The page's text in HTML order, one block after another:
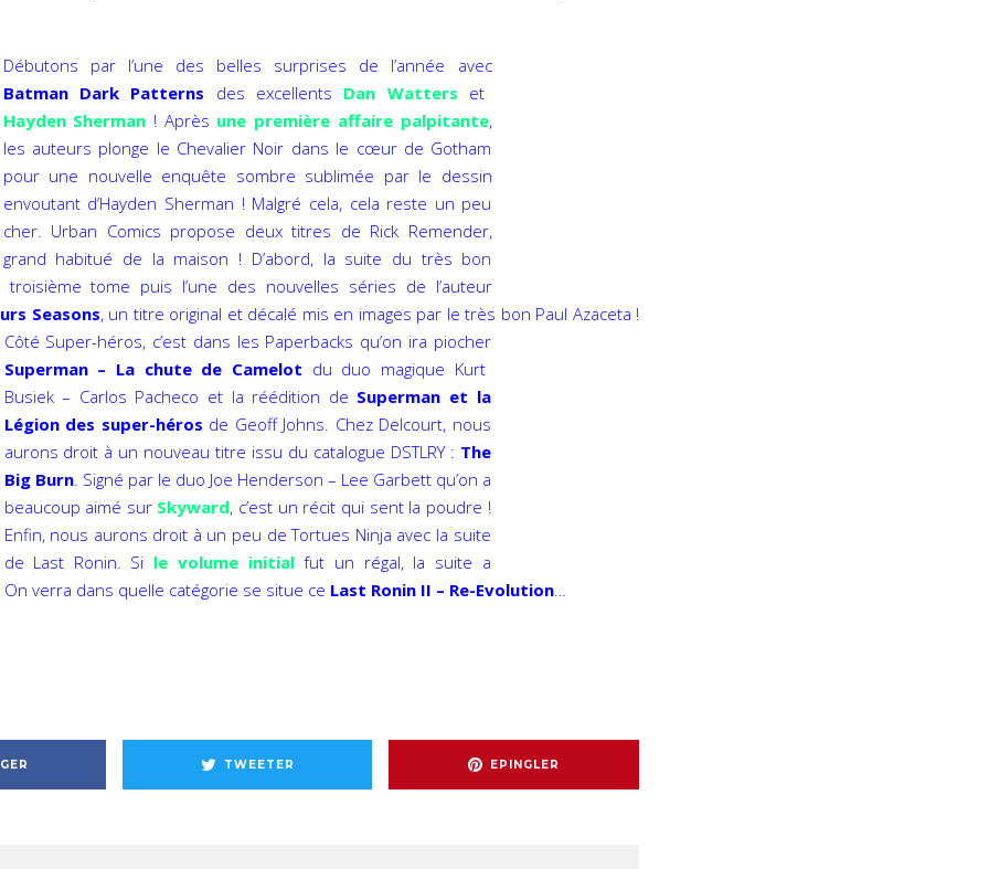
Débutons par l’une des belles surprises de l’année avec
Batman Dark Patterns des excellents Dan Watters et
Hayden Sherman ! Après une première affaire palpitante,
les auteurs plonge le Chevalier Noir dans le cœur de Gotham
pour une nouvelle enquête sombre sublimée par le dessin
envoutant d’Hayden Sherman ! Malgré cela, cela reste un peu
cher. Urban Comics propose deux titres de Rick Remender,
grand habitué de la maison ! D’abord, la suite du très bon
troisième tome puis l’une des nouvelles séries de l’auteur
Seasons, un titre original et décalé mis en images par le très bon Paul Azaceta !
Côté Super-héros, c’est dans les Paperbacks qu’on ira piocher
Superman – La chute de Camelot du duo magique Kurt
Busiek – Carlos Pacheco et la réédition de Superman et la
Légion des super-héros de Geoff Johns. Chez Delcourt, nous
aurons droit à un nouveau titre issu du catalogue DSTLRY : The
Big Burn. Signé par le duo Joe Henderson – Lee Garbett qu’on a
beaucoup aimé sur Skyward, c’est un récit qui sent la poudre !
Enfin, nous aurons droit à un peu de Tortues Ninja avec la suite
de Last Ronin. Si le volume initialfut un régal, la suite a
verra dans quelle catégorie se situe ce Last Ronin II – Re-Evolution…
TWEETER EPINGLER